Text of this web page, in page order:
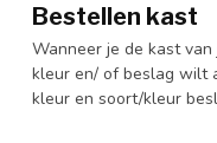
Bestellen kast
Wanneer je de kast
kleur en/ of beslag wilt
kleur en soort/kleur